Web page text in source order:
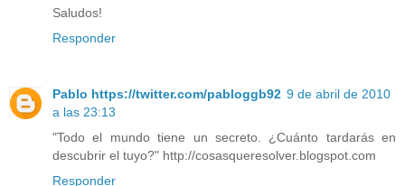
Saludos!
Responder
Pablo https://twitter.com/pabloggb92 9 de abril de 2010
a las 23:13
"Todo el mundo tiene un secreto. ¿Cuánto tardarás en
descubrir el tuyo?" http://cosasqueresolver.blogspot.com
Responder